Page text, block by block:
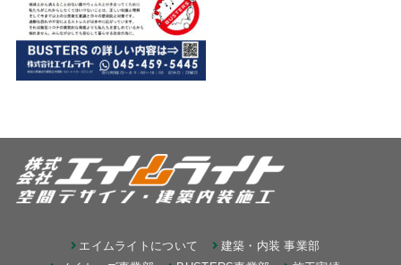
エイムライトについて
建築・内装 事業部